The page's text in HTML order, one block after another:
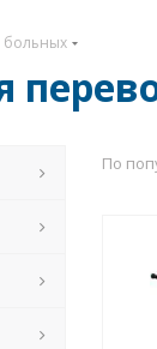
больных
По